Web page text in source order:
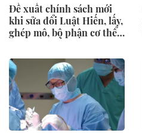
Đề xuất chính sách mới
khi sửa đổi Luật Hiến, lấy,
ghép mô, bộ phận cơ thể